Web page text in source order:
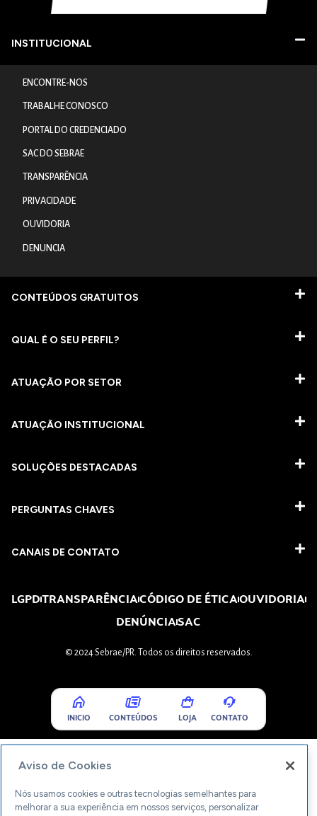
INSTITUCIONAL
ENCONTRE-NOS
TRABALHE CONOSCO
PORTAL DO CREDENCIADO
SAC DO SEBRAE
TRANSPARÊNCIA
PRIVACIDADE
OUVIDORIA
DENUNCIA
CONTEÚDOS GRATUITOS
QUAL É O SEU PERFIL?
ATUAÇÃO POR SETOR
ATUAÇÃO INSTITUCIONAL
SOLUÇÕES DESTACADAS
PERGUNTAS CHAVES​
CANAIS DE CONTATO
LGPDTRANSPARÊNCIACÓDIGO DE ÉTICAOUVIDORIA
DENÚNCIASAC
© 2024 Sebrae/PR. Todos os direitos reservados.
INICIO CONTEÚDOS LOJA CONTATO
Aviso de Cookies
Nós usamos cookies e outras tecnologias semelhantes para
melhorar a sua experiência em nossos serviços, personalizar